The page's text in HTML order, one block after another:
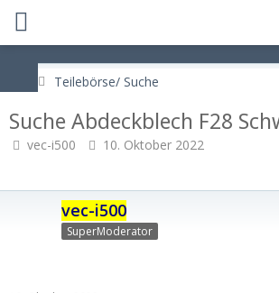
Teilebörse/ Suche
Suche Abdeckblech F28
vec-i500 10. Oktober 2022
vec-i500
SuperModerator